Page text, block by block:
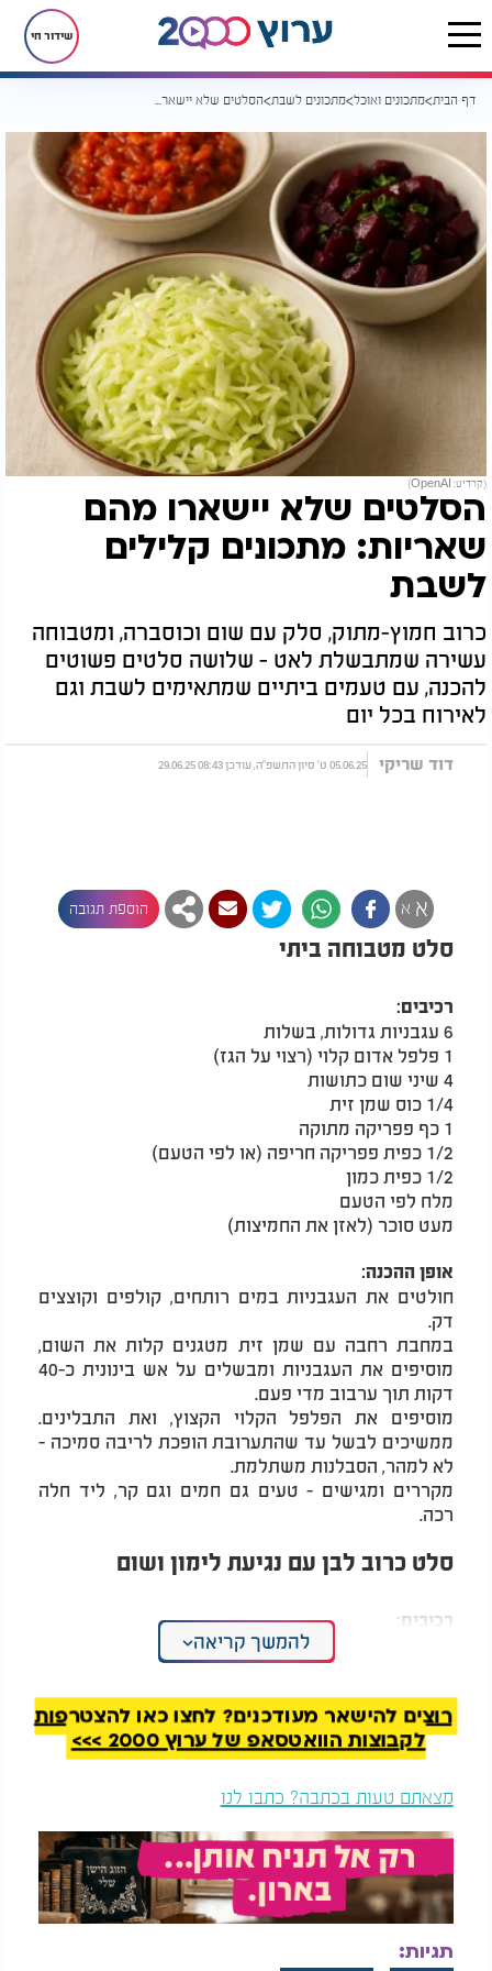
שידור חי
דף הבית מתכונים ואוכל מתכונים לשבת הסלטים שלא יישארו מהם שאריות: מתכונים קלילים לשבת
(קרדיט: OpenAI)
הסלטים שלא יישארו מהם
שאריות: מתכונים קלילים
לשבת
כרוב חמוץ-מתוק, סלק עם שום וכוסברה, ומטבוחה
עשירה שמתבשלת לאט - שלושה סלטים פשוטים
להכנה, עם טעמים ביתיים שמתאימים לשבת וגם
לאירוח בכל יום
דוד שריקי 05.06.25 ט' סיון התשפ"ה, עודכן 08:43 29.06.25
א א הוספת תגובה
סלט מטבוחה ביתי
רכיבים:
6 עגבניות גדולות, בשלות
1 פלפל אדום קלוי (רצוי על הגז)
4 שיני שום כתושות
1/4 כוס שמן זית
1 כף פפריקה מתוקה
1/2 כפית פפריקה חריפה (או לפי הטעם)
1/2 כפית כמון
מלח לפי הטעם
מעט סוכר (לאזן את החמיצות)
אופן ההכנה:
חולטים את העגבניות במים רותחים, קולפים וקוצצים
דק.
במחבת רחבה עם שמן זית מטגנים קלות את השום,
מוסיפים את העגבניות ומבשלים על אש בינונית כ-40
דקות תוך ערבוב מדי פעם.
מוסיפים את הפלפל הקלוי הקצוץ, ואת התבלינים.
ממשיכים לבשל עד שהתערובת הופכת לריבה סמיכה -
לא למהר, הסבלנות משתלמת.
מקררים ומגישים - טעים גם חמים וגם קר, ליד חלה
רכה.
סלט כרוב לבן עם נגיעת לימון ושום
רכיבים:
מיץ מחצי לימון
2 כפות שמן זית
מלח ופלפל לפי הטעם
קמצוץ סוכר
שומשום קלוי או שקדים קלויים (לא חובה, אבל מוסיף
הרבה)
המלצות נוספות
להמשך קריאה
רוצים להישאר מעודכנים? לחצו כאן להצטרפות
לקבוצות הוואטסאפ של ערוץ 2000 >>>
מצאתם טעות בכתבה? כתבו לנו
תגיות: